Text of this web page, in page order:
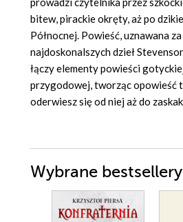
bitew, pirackie okręty, aż po
Północnej. Powieść, uznawana
najdoskonalszych dzieł
łączy elementy powieści
przygodowej, tworząc opowieść
oderwiesz się od niej aż do
Wybrane bestsellery